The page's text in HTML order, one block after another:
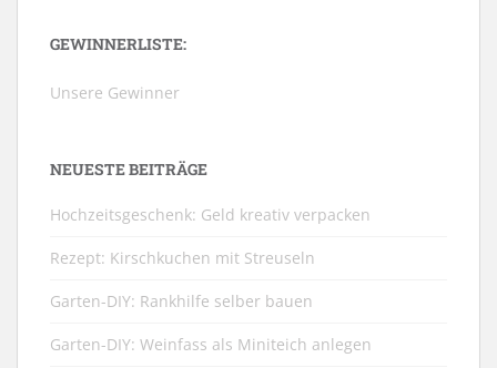
GEWINNERLISTE:
Unsere Gewinner
NEUESTE BEITRÄGE
Hochzeitsgeschenk: Geld kreativ verpacken
Rezept: Kirschkuchen mit Streuseln
Garten-DIY: Rankhilfe selber bauen
Garten-DIY: Weinfass als Miniteich anlegen